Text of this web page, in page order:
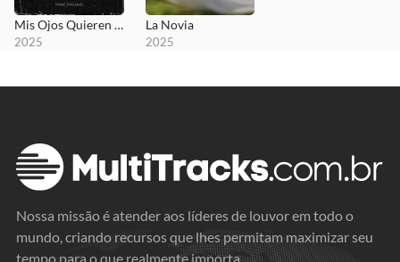
Mis Ojos Quieren Verte
2025
La Novia
2025
Nossa missão é atender aos líderes de louvor em todo o
mundo, criando recursos que lhes permitam maximizar seu
tempo para o que realmente importa.